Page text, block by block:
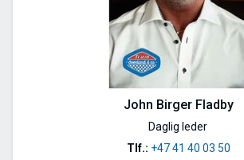
John Birger Fladby
Daglig leder
Tlf.: +47 41 40 03 50